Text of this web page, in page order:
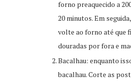
forno preaquecido a
20 minutos. Em
volte ao forno até que
douradas por fora e
Bacalhau: enquanto
bacalhau. Corte as